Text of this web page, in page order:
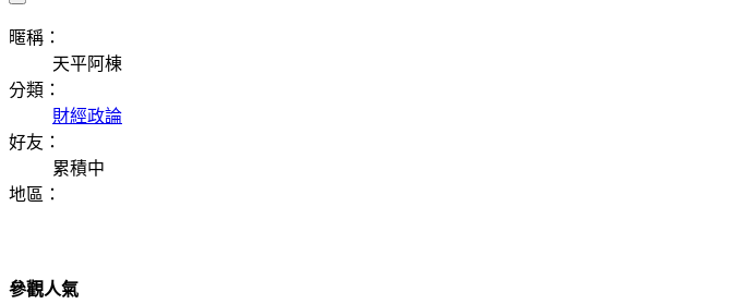
暱稱：
天平阿棟
分類：
財經政論
好友：
累積中
地區：
參觀人氣